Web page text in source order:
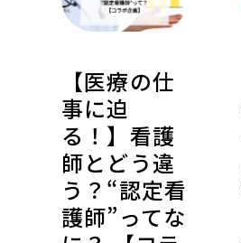
【医療の仕
事に迫
る！】看護
師とどう違
う？“認定看
護師”ってな